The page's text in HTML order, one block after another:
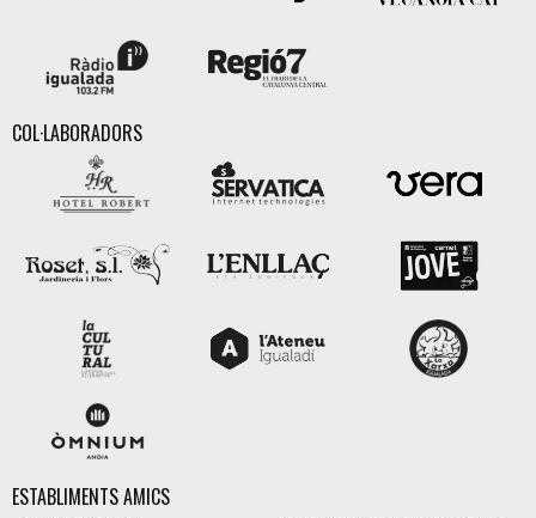
COL·LABORADORS
ESTABLIMENTS AMICS